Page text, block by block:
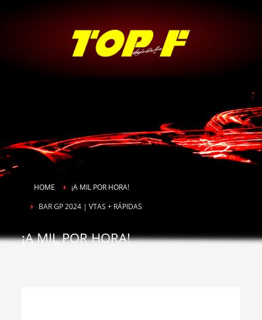
HOME
¡A MIL POR HORA!
BAR GP 2024 | VTAS + RÁPIDAS
¡A MIL POR HORA!